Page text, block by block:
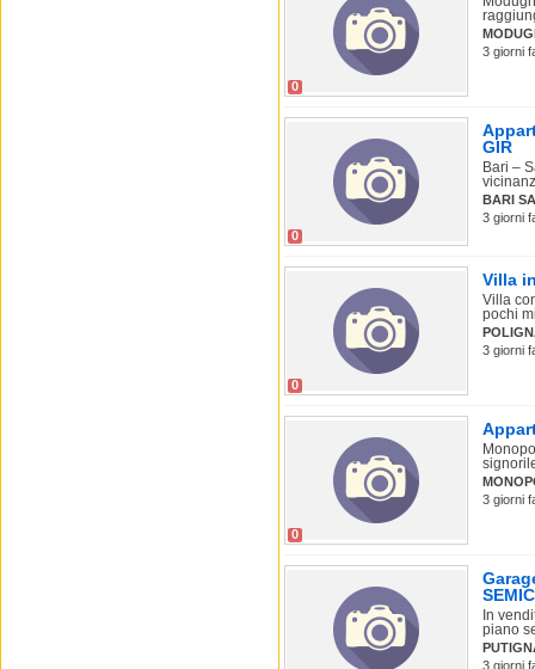
0
3 giorni
0
GIR
Bari –
BARI
3 giorni
0
Villa
Villa
pochi
3 giorni
0
3 giorni
SEMIC
In
piano
3 giorni